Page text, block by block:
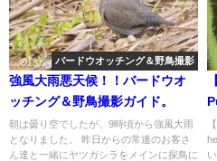
バードウオッチング＆野鳥撮影
強風大雨悪天候！！バードウオ
ッチング＆野鳥撮影ガイド。
朝は曇り空でしたが、9時頃から強風大雨
となりました。 昨日からの常連のお客さ
ん達と一緒にヤツガシラをメインに探鳥に